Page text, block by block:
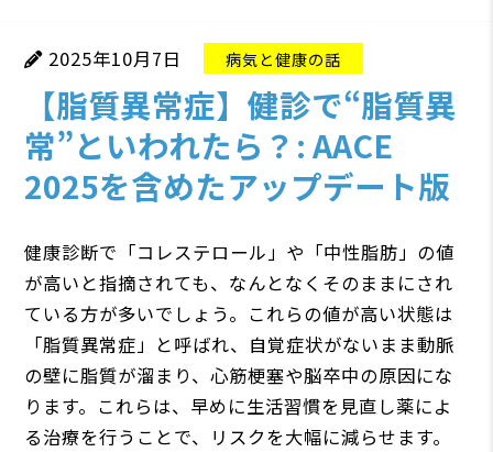
2025年10月7日 病気と健康の話
【脂質異常症】健診で“脂質異
常”といわれたら？: AACE
2025を含めたアップデート版
健康診断で「コレステロール」や「中性脂肪」の値
が高いと指摘されても、なんとなくそのままにされ
ている方が多いでしょう。これらの値が高い状態は
「脂質異常症」と呼ばれ、自覚症状がないまま動脈
の壁に脂質が溜まり、心筋梗塞や脳卒中の原因にな
ります。これらは、早めに生活習慣を見直し薬によ
る治療を行うことで、リスクを大幅に減らせます。